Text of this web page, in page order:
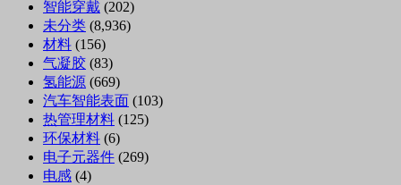
智能穿戴 (202)
未分类 (8,936)
材料 (156)
气凝胶 (83)
氢能源 (669)
汽车智能表面 (103)
热管理材料 (125)
环保材料 (6)
电子元器件 (269)
电感 (4)